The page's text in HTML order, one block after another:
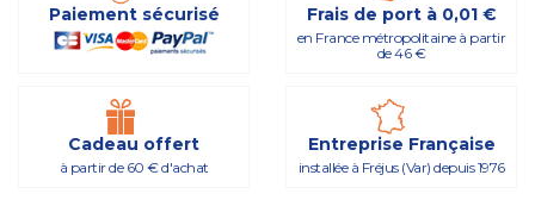
Paiement sécurisé Frais de port à 0,01 €
en France métropolitaine à partir
de 46 €
Cadeau offert
à partir de 60 € d'achat
Entreprise Française
installée à Fréjus (Var) depuis 1976